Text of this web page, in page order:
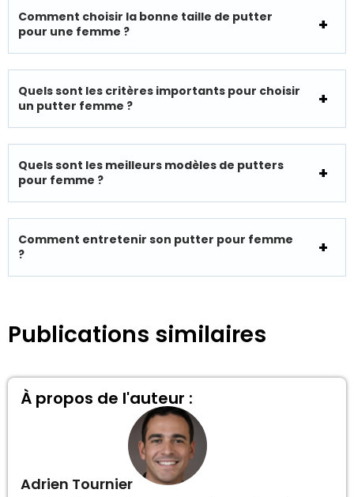
Comment choisir la bonne taille de putter
pour une femme ?
Quels sont les critères importants pour choisir
un putter femme ?
Quels sont les meilleurs modèles de putters
pour femme ?
Comment entretenir son putter pour femme
?
Publications similaires
À propos de l'auteur :
Adrien Tournier